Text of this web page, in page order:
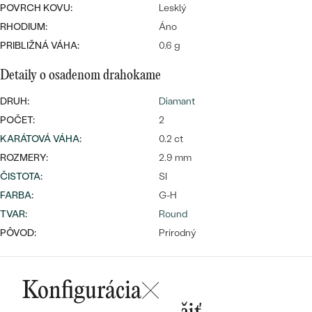
Bestsellery
POVRCH KOVU:
Lesklý
RHODIUM:
Áno
PRIBLIŽNÁ VÁHA:
0.6 g
Detaily o osadenom drahokame
DRUH:
Diamant
POČET:
2
KARÁTOVÁ VÁHA:
0.2 ct
ROZMERY:
2.9 mm
ČISTOTA:
SI
FARBA:
G-H
TVAR:
Round
PÔVOD:
Prírodný
Konfigurácia